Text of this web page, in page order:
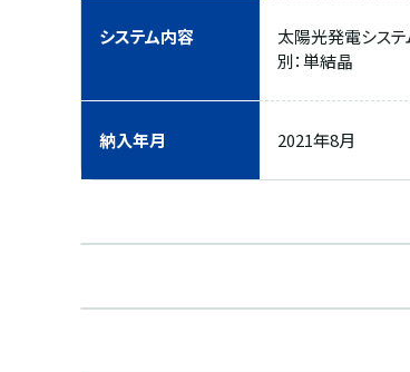
システム内容
太陽光発電システ
別：単結晶
納入年月 2021年8月